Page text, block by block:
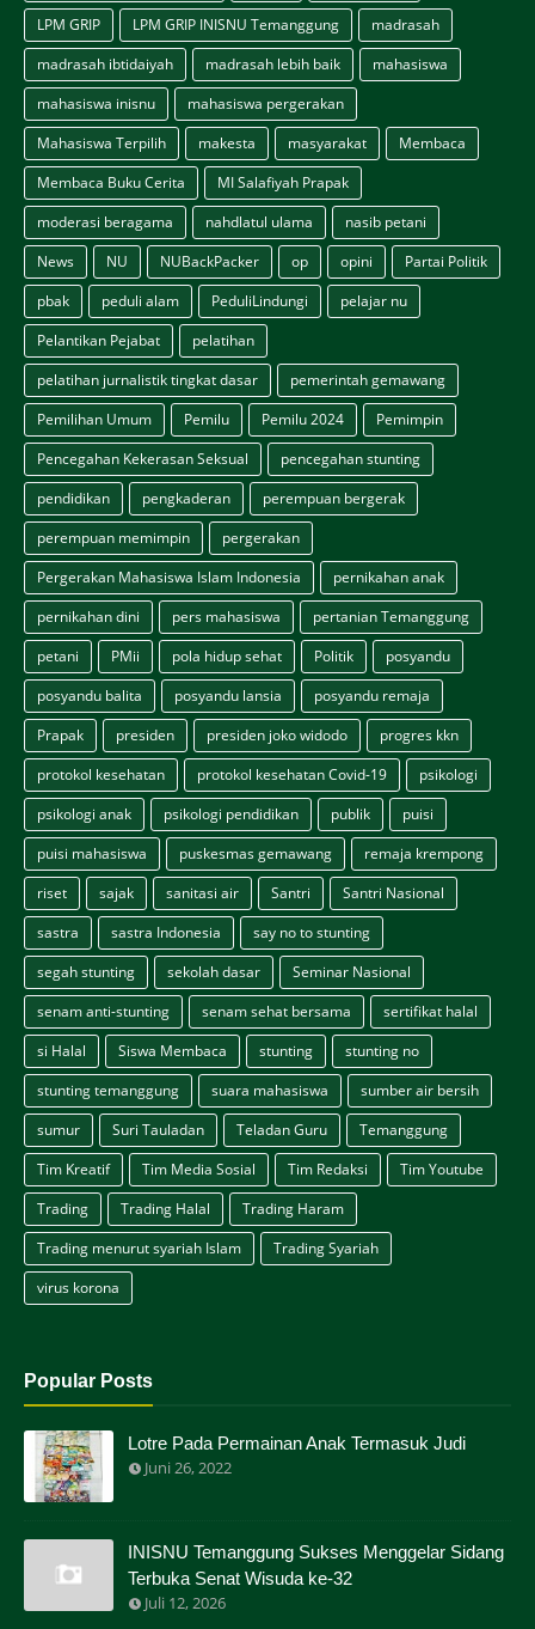
LPM GRIP
LPM GRIP INISNU Temanggung
madrasah
madrasah ibtidaiyah
madrasah lebih baik
mahasiswa
mahasiswa inisnu
mahasiswa pergerakan
Mahasiswa Terpilih
makesta masyarakat
Membaca
Membaca Buku Cerita
MI Salafiyah Prapak
moderasi beragama
nahdlatul ulama
nasib petani
News
NU NUBackPacker op opini
Partai Politik
pbak
peduli alam PeduliLindungi
pelajar nu
Pelantikan Pejabat
pelatihan
pelatihan jurnalistik tingkat dasar
pemerintah gemawang
Pemilihan Umum
Pemilu Pemilu 2024
Pemimpin
Pencegahan Kekerasan Seksual
pencegahan stunting
pendidikan
pengkaderan
perempuan bergerak
perempuan memimpin
pergerakan
Pergerakan Mahasiswa Islam Indonesia
pernikahan anak
pernikahan dini
pers mahasiswa
pertanian Temanggung
petani
PMii pola hidup sehat Politik
posyandu
posyandu balita
posyandu lansia
posyandu remaja
Prapak
presiden presiden joko widodo
progres kkn
protokol kesehatan
protokol kesehatan Covid-19
psikologi
psikologi anak
psikologi pendidikan publik
puisi
puisi mahasiswa
puskesmas gemawang
remaja krempong
riset
sajak sanitasi air Santri
Santri Nasional
sastra
sastra Indonesia
say no to stunting
segah stunting
sekolah dasar
Seminar Nasional
senam anti-stunting
senam sehat bersama
sertifikat halal
si Halal
Siswa Membaca stunting
stunting no
stunting temanggung
suara mahasiswa
sumber air bersih
sumur
Suri Tauladan Teladan Guru
Temanggung
Tim Kreatif
Tim Media Sosial Tim Redaksi
Tim Youtube
Trading
Trading Halal
Trading Haram
Trading menurut syariah Islam
Trading Syariah
virus korona
Popular Posts
Lotre Pada Permainan Anak Termasuk Judi
Juni 26, 2022
INISNU Temanggung Sukses Menggelar Sidang
Terbuka Senat Wisuda ke-32
Juli 12, 2026